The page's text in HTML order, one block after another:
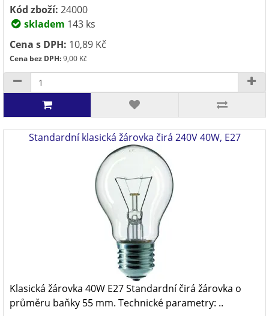
Kód zboží: 24000
skladem 143 ks
Cena s DPH: 10,89 Kč
Cena bez DPH:9,00 Kč
Standardní klasická žárovka čirá 240V 40W, E27
Klasická žárovka 40W E27 Standardní čirá žárovka o
průměru baňky 55 mm. Technické parametry: ..